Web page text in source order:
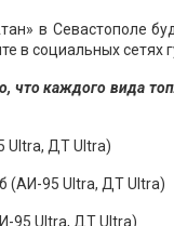
в Севастополе
в социальных сетях
что каждого вида
Ultra, ДТ Ultra)
(АИ-95 Ultra, ДТ Ultra)
95 Ultra, ДТ Ultra)